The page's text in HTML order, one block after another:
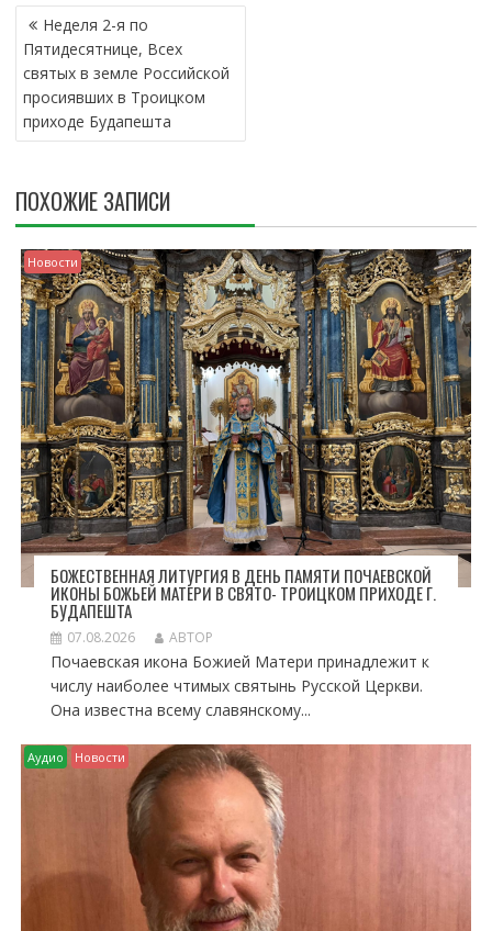
Н
А
В
И
Г
А
И
Я
П
О
З
А
П
И
С
Я
М
Неделя 2-я по
Пятидесятнице, Всех
святых в земле Российской
просиявших в Tроицком
приходе Будапешта
ПОХОЖИЕ ЗАПИСИ
Новости
БОЖЕСТВЕННАЯ ЛИТУРГИЯ В ДЕНЬ ПАМЯТИ ПОЧАЕВСКОЙ
ИКОНЫ БОЖЬЕЙ МАТЕРИ В СВЯТО- ТРОИЦКОМ ПРИХОДЕ Г.
БУДАПЕШТА
07.08.2026 АВТОР
Почаевская икона Божией Матери принадлежит к
числу наиболее чтимых святынь Русской Церкви.
Она известна всему славянскому...
Аудио Новости